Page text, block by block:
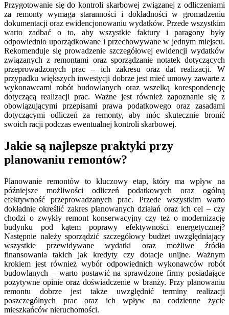
Przygotowanie się do kontroli skarbowej związanej z odliczeniami
za remonty wymaga staranności i dokładności w gromadzeniu
dokumentacji oraz ewidencjonowaniu wydatków. Przede wszystkim
warto zadbać o to, aby wszystkie faktury i paragony były
odpowiednio uporządkowane i przechowywane w jednym miejscu.
Rekomenduje się prowadzenie szczegółowej ewidencji wydatków
związanych z remontami oraz sporządzanie notatek dotyczących
przeprowadzonych prac – ich zakresu oraz dat realizacji. W
przypadku większych inwestycji dobrze jest mieć umowy zawarte z
wykonawcami robót budowlanych oraz wszelką korespondencję
dotyczącą realizacji prac. Ważne jest również zapoznanie się z
obowiązującymi przepisami prawa podatkowego oraz zasadami
dotyczącymi odliczeń za remonty, aby móc skutecznie bronić
swoich racji podczas ewentualnej kontroli skarbowej.
Jakie są najlepsze praktyki przy
planowaniu remontów?
Planowanie remontów to kluczowy etap, który ma wpływ na
późniejsze możliwości odliczeń podatkowych oraz ogólną
efektywność przeprowadzanych prac. Przede wszystkim warto
dokładnie określić zakres planowanych działań oraz ich cel – czy
chodzi o zwykły remont konserwacyjny czy też o modernizację
budynku pod kątem poprawy efektywności energetycznej?
Następnie należy sporządzić szczegółowy budżet uwzględniający
wszystkie przewidywane wydatki oraz możliwe źródła
finansowania takich jak kredyty czy dotacje unijne. Ważnym
krokiem jest również wybór odpowiednich wykonawców robót
budowlanych – warto postawić na sprawdzone firmy posiadające
pozytywne opinie oraz doświadczenie w branży. Przy planowaniu
remontu dobrze jest także uwzględnić terminy realizacji
poszczególnych prac oraz ich wpływ na codzienne życie
mieszkańców nieruchomości.